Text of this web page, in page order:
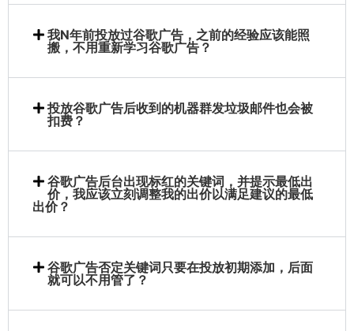
我N年前投放过谷歌广告，之前的经验应该能照
搬，不用重新学习谷歌广告？
投放谷歌广告后收到的机器群发垃圾邮件也会被
扣费？
谷歌广告后台出现标红的关键词，并提示最低出
价，我应该立刻调整我的出价以满足建议的最低
出价？
谷歌广告否定关键词只要在投放初期添加，后面
就可以不用管了？